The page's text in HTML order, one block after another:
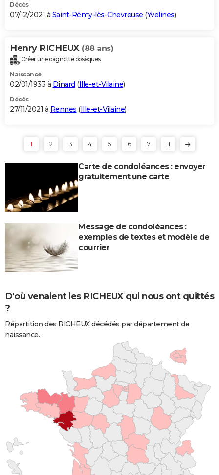
Décès
07/12/2021 à Saint-Rémy-lès-Chevreuse (Yvelines)
Henry RICHEUX (88 ans)
Créer une cagnotte obsèques
Naissance
02/01/1933 à Dinard (Ille-et-Vilaine)
Décès
27/11/2021 à Rennes (Ille-et-Vilaine)
1 2 3 4 5 6 7 11
Carte de condoléances : envoyer
gratuitement une carte
Message de condoléances :
exemples de textes et modèle de
courrier
D'où venaient les RICHEUX qui nous ont quittés
?
Répartition des RICHEUX décédés par département de
naissance.